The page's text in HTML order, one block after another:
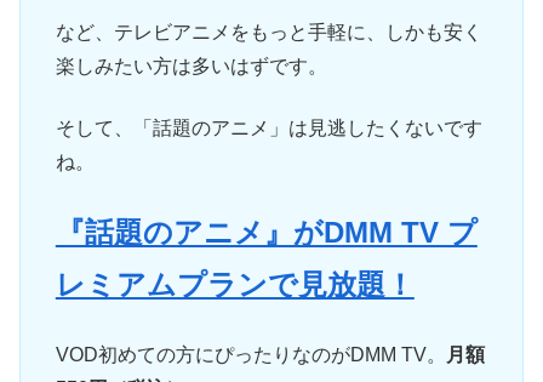
など、テレビアニメをもっと手軽に、しかも安く
楽しみたい方は多いはずです。
そして、「話題のアニメ」は見逃したくないです
ね。
『話題のアニメ』がDMM TV プ
レミアムプランで見放題！
VOD初めての方にぴったりなのがDMM TV。
月額